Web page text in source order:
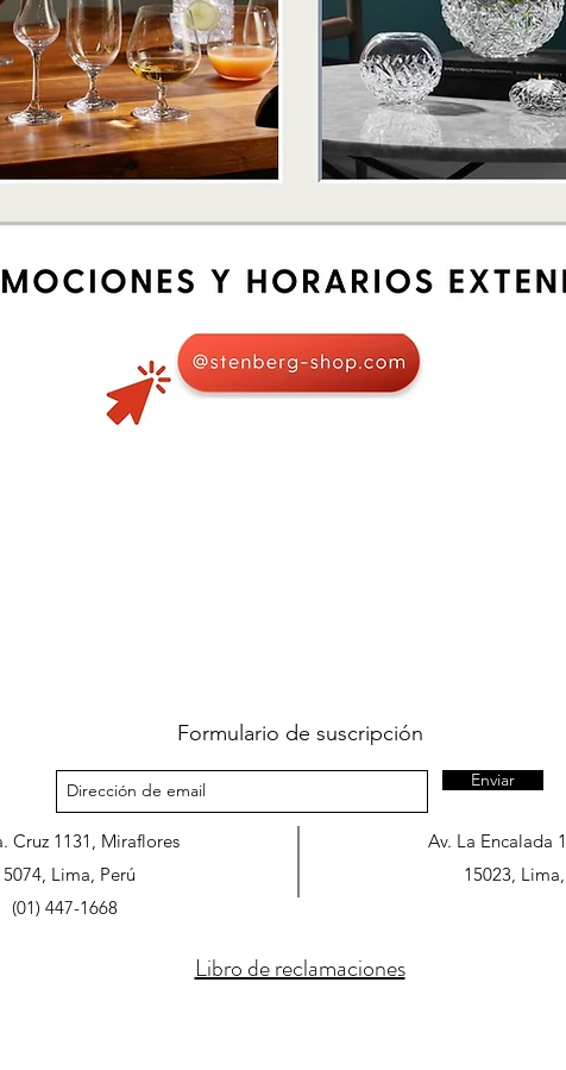
Formulario de suscripción
Enviar
Cruz 1131, Miraflores
Lima, Perú
Av. La Encalada
15023,
(01) 447-1668
Libro de reclamaciones